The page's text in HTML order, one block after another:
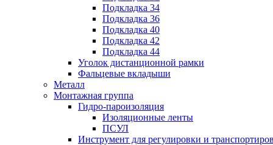
Подкладка 34
Подкладка 36
Подкладка 40
Подкладка 42
Подкладка 44
Уголок дистанционной рамки
Фальцевые вкладыши
Металл
Монтажная группа
Гидро-пароизоляция
Изоляционные ленты
ПСУЛ
Инструмент для регулировки и